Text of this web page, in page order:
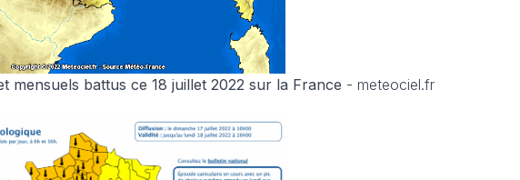
mensuels battus ce 18 juillet 2022 sur la France - meteociel.fr